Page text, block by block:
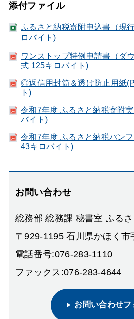
添付ファイル
ふるさと納税寄附申込書（現
ロバイト)
ワンストップ特例申請書（ダ
式 125キロバイト)
◎返信用封筒＆透け防止用紙
ト)
令和7年度 ふるさと納税寄附
バイト)
令和7年度 ふるさと納税パン
43キロバイト)
お問い合わせ
総務部 総務課 秘書室 ふる
〒929-1195 石川県かほく市
電話番号:076-283-1110
ファックス:076-283-4644
お問い合わせフ